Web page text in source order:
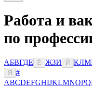
Работа и
по
АБВГДЕ Ё ЖЗИ Й КЛМ
Я
#
ABCDEFGHIJKLMNOPQ